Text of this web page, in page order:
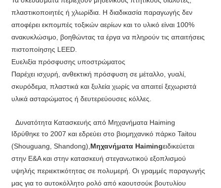
πλαστικοποιητές ή χλωρίδια. Η διαδικασία παραγωγής δεν
αποφέρει εκπομπές τοξικών αερίων και το υλικό είναι 100%
ανακυκλώσιμο, βοηθώντας τα έργα να πληρούν τις απαιτήσεις
πιστοποίησης LEED.
Ευελιξία πρόσφυσης υποστρώματος
Παρέχει ισχυρή, ανθεκτική πρόσφυση σε μέταλλο, γυαλί,
σκυρόδεμα, πλαστικά και ξυλεία χωρίς να απαιτεί ξεχωριστά
υλικά ασταρώματος ή δευτερεύουσες κόλλες.
Δυνατότητα Κατασκευής από Μηχανήματα Haiming
Ιδρύθηκε το 2007 και εδρεύει στο βιομηχανικό πάρκο Taitou
(Shouguang, Shandong), Μηχανήματα Haimingειδικεύεται
στην Ε&Α και στην κατασκευή στεγανωτικού εξοπλισμού
υψηλής περιεκτικότητας σε πολυμερή. Οι γραμμές παραγωγής
μας για το αυτοκόλλητο ρολό από καουτσούκ βουτυλίου